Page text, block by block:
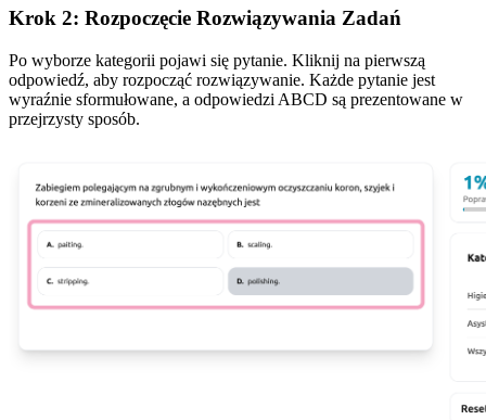
Krok 2: Rozpoczęcie Rozwiązywania Zadań
Po wyborze kategorii pojawi się pytanie. Kliknij na pierwszą
odpowiedź, aby rozpocząć rozwiązywanie. Każde pytanie jest
wyraźnie sformułowane, a odpowiedzi ABCD są prezentowane w
przejrzysty sposób.